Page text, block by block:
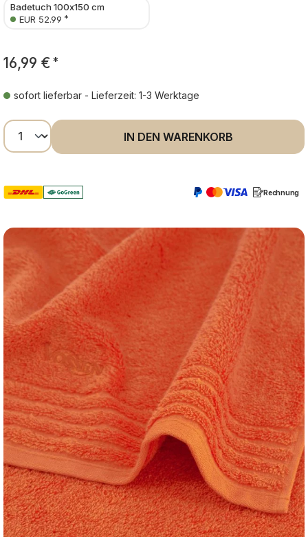
Badetuch 100x150 cm
EUR 52.99 *
16,99 € *
sofort lieferbar - Lieferzeit: 1-3 Werktage
Produkt Anzahl: Gib den gewünschten
IN DEN WARENKORB
Rechnung